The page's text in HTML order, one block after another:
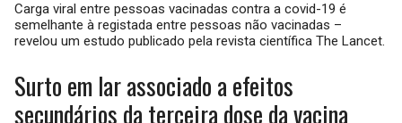
Carga viral entre pessoas vacinadas contra a covid-19 é
semelhante à registada entre pessoas não vacinadas –
revelou um estudo publicado pela revista científica The Lancet.
Surto em lar associado a efeitos
secundários da terceira dose da vacina